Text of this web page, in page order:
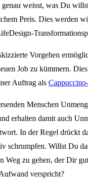
weisst, was Du
Preis. Dies werden
Vorgehen
Job zu kümmern.
Auftrag als
Menschen
erhalten damit auch
In der Regel drückt
schrumpfen. Willst Du
Weg zu gehen, der Dir
verspricht?